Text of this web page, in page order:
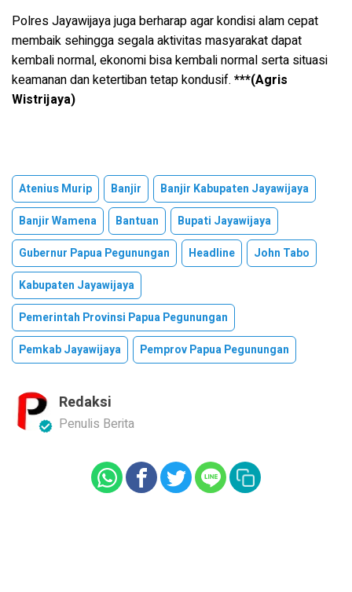
Polres Jayawijaya juga berharap agar kondisi alam cepat
membaik sehingga segala aktivitas masyarakat dapat
kembali normal, ekonomi bisa kembali normal serta situasi
keamanan dan ketertiban tetap kondusif. ***(Agris
Wistrijaya)
Atenius Murip Banjir
Banjir Kabupaten Jayawijaya
Banjir Wamena
Bantuan
Bupati Jayawijaya
Gubernur Papua Pegunungan
Headline
John Tabo
Kabupaten Jayawijaya
Pemerintah Provinsi Papua Pegunungan
Pemkab Jayawijaya
Pemprov Papua Pegunungan
Redaksi
Penulis Berita